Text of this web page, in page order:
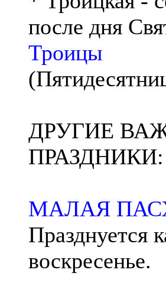
после дня
Троицы
ДРУГИЕ
ПРАЗДНИКИ:
МАЛАЯ
Празднуется
воскресенье.